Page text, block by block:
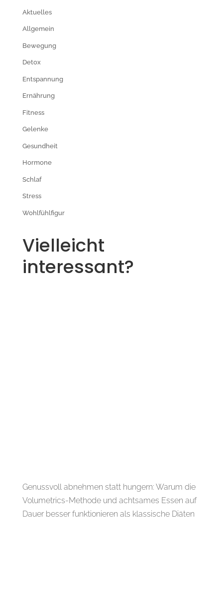
Aktuelles
Allgemein
Bewegung
Detox
Entspannung
Ernährung
Fitness
Gelenke
Gesundheit
Hormone
Schlaf
Stress
Wohlfühlfigur
Vielleicht
interessant?
Genussvoll abnehmen statt hungern: Warum die
Volumetrics-Methode und achtsames Essen auf
Dauer besser funktionieren als klassische Diäten